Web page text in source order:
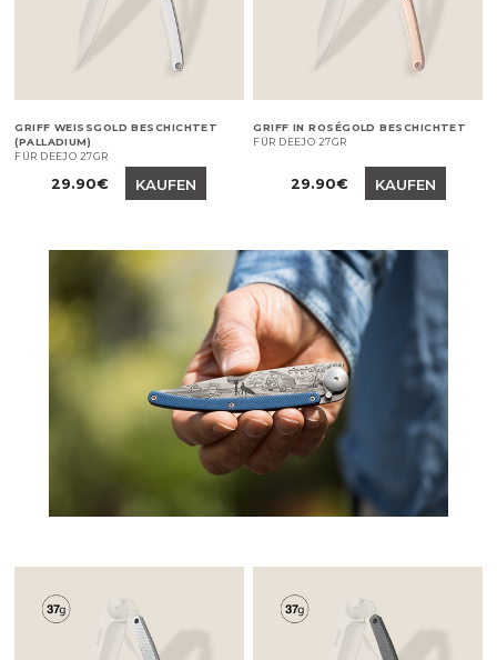
GRIFF WEISSGOLD BESCHICHTET (
PALLADIUM)
FÜR DEEJO 27GR
Preis
29.90€ KAUFEN
GRIFF IN ROSÉGOLD BESCHICHTET
FÜR DEEJO 27GR
Preis
29.90€ KAUFEN